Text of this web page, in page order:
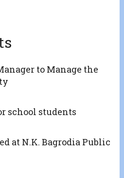
to Manage the
school students
at N.K. Bagrodia Public